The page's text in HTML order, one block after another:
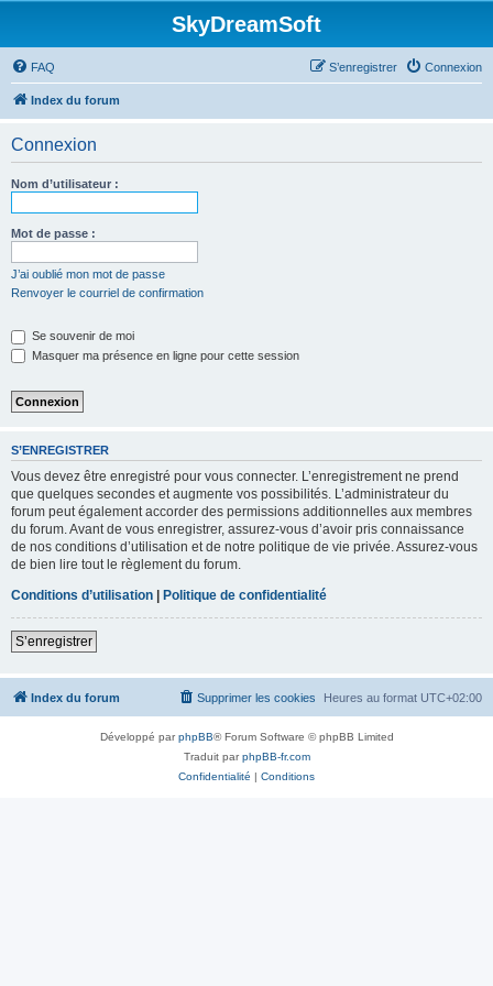
SkyDreamSoft
FAQ Connexion
S’enregistrer
Index du forum
Connexion
Nom d’utilisateur :
Mot de passe :
J’ai oublié mon mot de passe
Renvoyer le courriel de confirmation
Se souvenir de moi
Masquer ma présence en ligne pour cette session
S’ENREGISTRER
Vous devez être enregistré pour vous connecter. L’enregistrement ne prend
que quelques secondes et augmente vos possibilités. L’administrateur du
forum peut également accorder des permissions additionnelles aux membres
du forum. Avant de vous enregistrer, assurez-vous d’avoir pris connaissance
de nos conditions d’utilisation et de notre politique de vie privée. Assurez-vous
de bien lire tout le règlement du forum.
Conditions d’utilisation | Politique de confidentialité
S’enregistrer
Index du forum Heures au format UTC+02:00
Supprimer les cookies
Développé parphpBB® Forum Software © phpBB Limited
Traduit parphpBB-fr.com
Confidentialité | Conditions